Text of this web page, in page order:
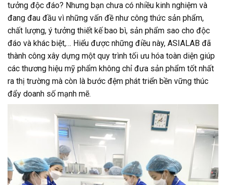
tưởng độc đáo? Nhưng bạn chưa có nhiều kinh nghiệm và
đang đau đầu vì những vấn đề như công thức sản phẩm,
chất lượng, ý tưởng thiết kế bao bì, sản phẩm sao cho độc
đáo và khác biệt,… Hiểu được những điều này, ASIALAB đã
thành công xây dựng một quy trình tối ưu hóa toàn diện giúp
các thương hiệu mỹ phẩm không chỉ đưa sản phẩm tốt nhất
ra thị trường mà còn là bước đệm phát triển bền vững thúc
đẩy doanh số mạnh mẽ.